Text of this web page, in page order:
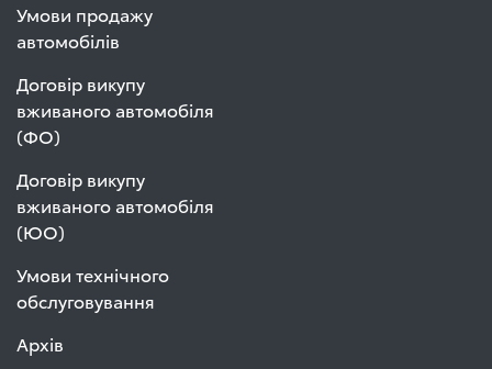
Умови продажу
автомобілів
Договір викупу
вживаного автомобіля
(ФО)
Договір викупу
вживаного автомобіля
(ЮО)
Умови технічного
обслуговування
Архів